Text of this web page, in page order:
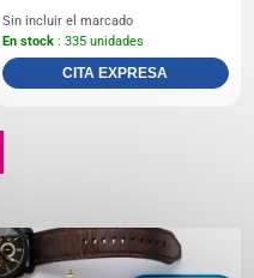
Sin incluir el marcado
En stock : 335 unidades
CITA EXPRESA